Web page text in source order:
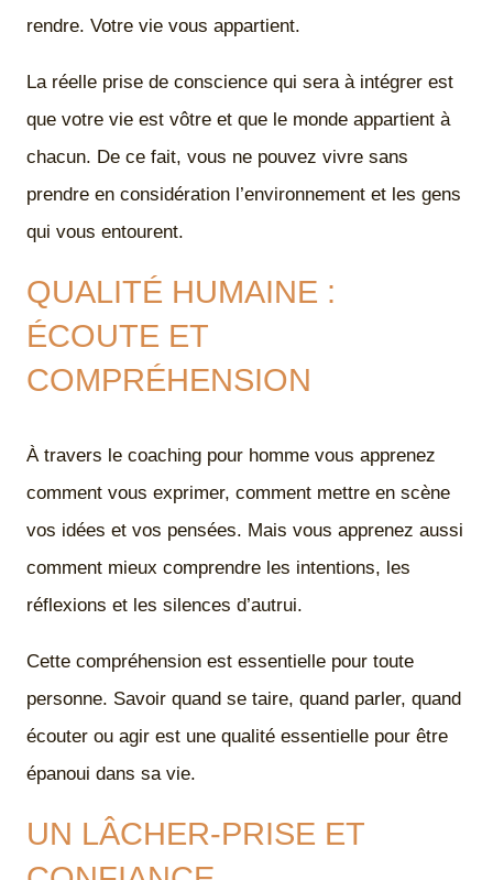
rendre. Votre vie vous appartient.
La réelle prise de conscience qui sera à intégrer est
que votre vie est vôtre et que le monde appartient à
chacun. De ce fait, vous ne pouvez vivre sans
prendre en considération l’environnement et les gens
qui vous entourent.
QUALITÉ HUMAINE :
ÉCOUTE ET
COMPRÉHENSION
À travers le coaching pour homme vous apprenez
comment vous exprimer, comment mettre en scène
vos idées et vos pensées. Mais vous apprenez aussi
comment mieux comprendre les intentions, les
réflexions et les silences d’autrui.
Cette compréhension est essentielle pour toute
personne. Savoir quand se taire, quand parler, quand
écouter ou agir est une qualité essentielle pour être
épanoui dans sa vie.
UN LÂCHER-PRISE ET